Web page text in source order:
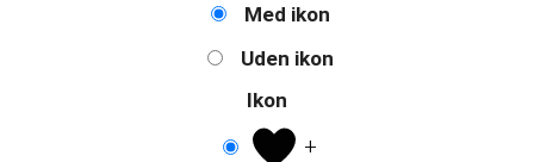
Med ikon
Uden ikon
Ikon
+